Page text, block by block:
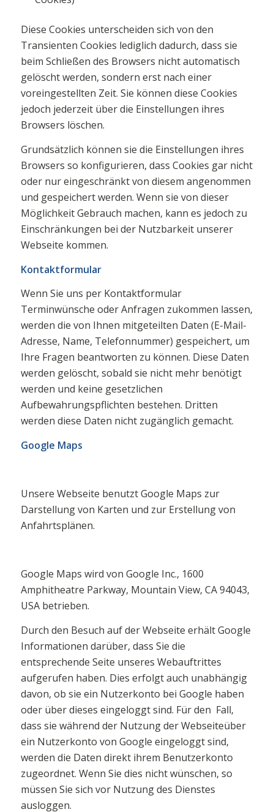
Diese Cookies unterscheiden sich von den
Transienten Cookies lediglich dadurch, dass sie
beim Schließen des Browsers nicht automatisch
gelöscht werden, sondern erst nach einer
voreingestellten Zeit. Sie können diese Cookies
jedoch jederzeit über die Einstellungen ihres
Browsers löschen.
Grundsätzlich können sie die Einstellungen ihres
Browsers so konfigurieren, dass Cookies gar nicht
oder nur eingeschränkt von diesem angenommen
und gespeichert werden. Wenn sie von dieser
Möglichkeit Gebrauch machen, kann es jedoch zu
Einschränkungen bei der Nutzbarkeit unserer
Webseite kommen.
Kontaktformular
Wenn Sie uns per Kontaktformular
Terminwünsche oder Anfragen zukommen lassen,
werden die von Ihnen mitgeteilten Daten (E-Mail-
Adresse, Name, Telefonnummer) gespeichert, um
Ihre Fragen beantworten zu können. Diese Daten
werden gelöscht, sobald sie nicht mehr benötigt
werden und keine gesetzlichen
Aufbewahrungspflichten bestehen. Dritten
werden diese Daten nicht zugänglich gemacht.
Google Maps
Unsere Webseite benutzt Google Maps zur
Darstellung von Karten und zur Erstellung von
Anfahrtsplänen.
Google Maps wird von Google Inc., 1600
Amphitheatre Parkway, Mountain View, CA 94043,
USA betrieben.
Durch den Besuch auf der Webseite erhält Google
Informationen darüber, dass Sie die
entsprechende Seite unseres Webauftrittes
aufgerufen haben. Dies erfolgt auch unabhängig
davon, ob sie ein Nutzerkonto bei Google haben
oder über dieses eingeloggt sind. Für den Fall,
dass sie während der Nutzung der Webseiteüber
ein Nutzerkonto von Google eingeloggt sind,
werden die Daten direkt ihrem Benutzerkonto
zugeordnet. Wenn Sie dies nicht wünschen, so
müssen Sie sich vor Nutzung des Dienstes
ausloggen.